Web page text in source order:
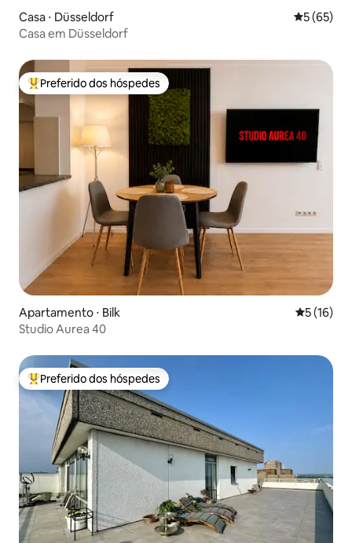
Casa ⋅ Düsseldorf 5 de uma
5 (65)
Casa em Düsseldorf
Entre os melhores preferidos dos hóspedes
Preferido dos hóspedes
Apartamento ⋅ Bilk 5 de uma
5 (16)
Studio Aurea 40
Entre os melhores preferidos dos hóspedes
Preferido dos hóspedes